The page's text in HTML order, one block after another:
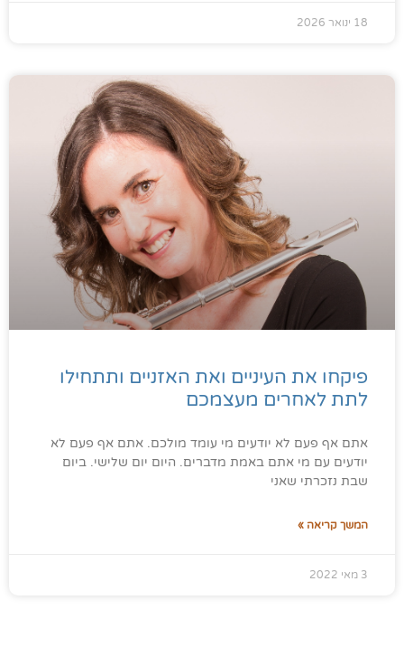
18 ינואר 2026
פיקחו את העיניים ואת האזניים ותתחילו
לתת לאחרים מעצמכם
אתם אף פעם לא יודעים מי עומד מולכם. אתם אף פעם לא
יודעים עם מי אתם באמת מדברים. היום יום שלישי. ביום
שבת נזכרתי שאני
המשך קריאה »
3 מאי 2022